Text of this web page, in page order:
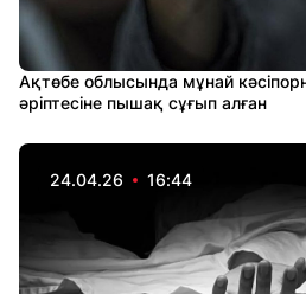
Ақтөбе облысында мұнай
әріптесіне пышақ сұғып алған
24.04.26 16:44